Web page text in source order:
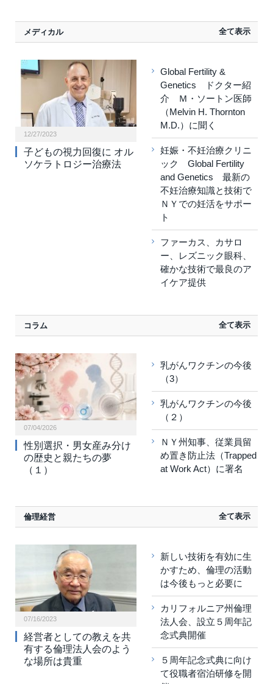
メディカル 全て表示
12/27/2023
子どもの視力回復に オル
ソケラトロジー治療法
Global Fertility &
Genetics ドクター紹
介 Ｍ・ソートン医師
（Melvin H. Thornton
M.D.）に聞く
妊娠・不妊治療クリニ
ック Global Fertility
and Genetics 最新の
不妊治療知識と技術で
ＮＹでの妊活をサポー
ト
ファーカス、カサロ
ー、レズニック眼科、
確かな技術で最良のア
イケア提供
コラム 全て表示
07/04/2026
性別選択・男女産み分け
の歴史と親たちの夢
（１）
乳がんワクチンの今後
（3）
乳がんワクチンの今後
（２）
ＮＹ州知事、従業員留
め置き防止法（Trapped
at Work Act）に署名
倫理経営 全て表示
07/16/2023
経営者としての教えを共
有する倫理法人会のよう
な場所は貴重
新しい技術を有効に生
かすため、倫理の活動
は今後もっと必要に
カリフォルニア州倫理
法人会、設立５周年記
念式典開催
５周年記念式典に向け
て役職者宿泊研修を開